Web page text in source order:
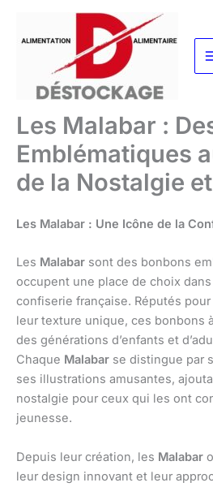
contenu
Les Malabar :
Emblématiques
de la Nostalgie
Les Malabar : Une Icône de la
Les Malabar sont des bonbons
occupent une place de choix dans
confiserie française. Réputés
leur texture unique, ces bonbons
des générations d’enfants et
Chaque Malabar se distingue par
ses illustrations amusantes,
nostalgie pour ceux qui les ont
jeunesse.
Depuis leur création, les Malabar
leur design innovant et leur